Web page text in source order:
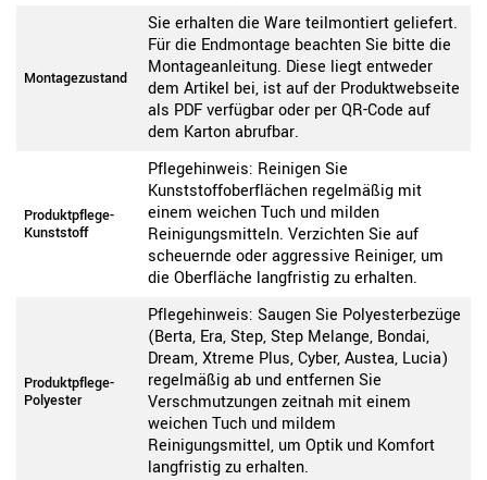
Montagezustand
Sie erhalten die Ware teilmontiert geliefert.
Für die Endmontage beachten Sie bitte die
Montageanleitung. Diese liegt entweder
dem Artikel bei, ist auf der Produktwebseite
als PDF verfügbar oder per QR-Code auf
dem Karton abrufbar.
Produktpflege-
Kunststoff
Pflegehinweis: Reinigen Sie
Kunststoffoberflächen regelmäßig mit
einem weichen Tuch und milden
Reinigungsmitteln. Verzichten Sie auf
scheuernde oder aggressive Reiniger, um
die Oberfläche langfristig zu erhalten.
Produktpflege-
Polyester
Pflegehinweis: Saugen Sie Polyesterbezüge
(Berta, Era, Step, Step Melange, Bondai,
Dream, Xtreme Plus, Cyber, Austea, Lucia)
regelmäßig ab und entfernen Sie
Verschmutzungen zeitnah mit einem
weichen Tuch und mildem
Reinigungsmittel, um Optik und Komfort
langfristig zu erhalten.